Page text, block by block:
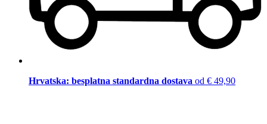
Hrvatska: besplatna standardna dostava od € 49,90